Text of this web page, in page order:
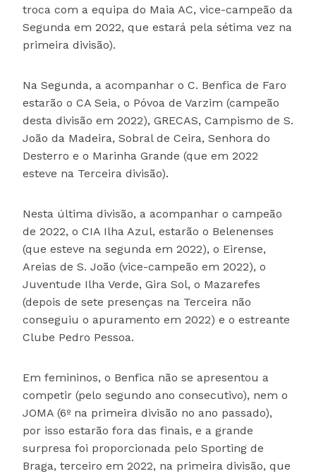
troca com a equipa do Maia AC, vice-campeão da
Segunda em 2022, que estará pela sétima vez na
primeira divisão).
Na Segunda, a acompanhar o C. Benfica de Faro
estarão o CA Seia, o Póvoa de Varzim (campeão
desta divisão em 2022), GRECAS, Campismo de S.
João da Madeira, Sobral de Ceira, Senhora do
Desterro e o Marinha Grande (que em 2022
esteve na Terceira divisão).
Nesta última divisão, a acompanhar o campeão
de 2022, o CIA Ilha Azul, estarão o Belenenses
(que esteve na segunda em 2022), o Eirense,
Areias de S. João (vice-campeão em 2022), o
Juventude Ilha Verde, Gira Sol, o Mazarefes
(depois de sete presenças na Terceira não
conseguiu o apuramento em 2022) e o estreante
Clube Pedro Pessoa.
Em femininos, o Benfica não se apresentou a
competir (pelo segundo ano consecutivo), nem o
JOMA (6º na primeira divisão no ano passado),
por isso estarão fora das finais, e a grande
surpresa foi proporcionada pelo Sporting de
Braga, terceiro em 2022, na primeira divisão, que